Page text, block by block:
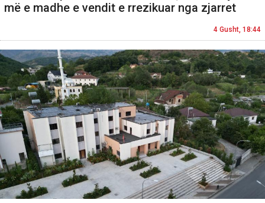
më e madhe e vendit e rrezikuar nga zjarret
4 Gusht, 18:44